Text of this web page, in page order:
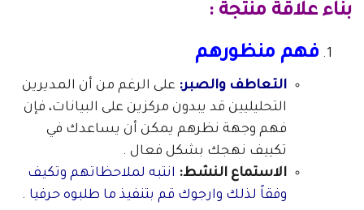
بناء علاقة منتجة :
فهم منظورهم
التعاطف والصبر: على الرغم من أن المديرين
التحليليين قد يبدون مركزين على البيانات، فإن
فهم وجهة نظرهم يمكن أن يساعدك في
تكييف نهجك بشكل فعال .
الاستماع النشط: انتبه لملاحظاتهم وتكيف
وفقاً لذلك وارجوك قم بتنفيذ ما طلبوه حرفيا .